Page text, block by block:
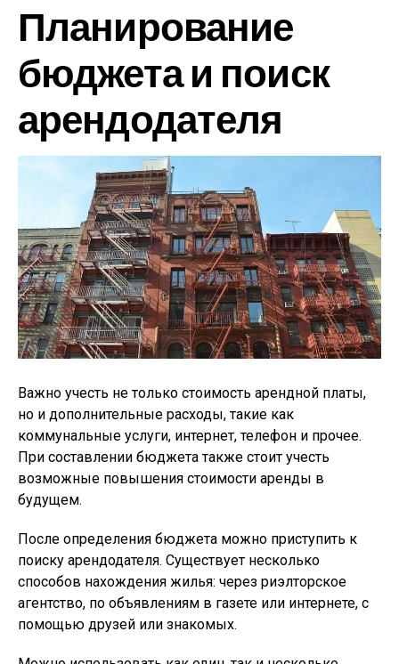
Планирование
бюджета и поиск
арендодателя
Важно учесть не только стоимость арендной платы,
но и дополнительные расходы, такие как
коммунальные услуги, интернет, телефон и прочее.
При составлении бюджета также стоит учесть
возможные повышения стоимости аренды в
будущем.
После определения бюджета можно приступить к
поиску арендодателя. Существует несколько
способов нахождения жилья: через риэлторское
агентство, по объявлениям в газете или интернете, с
помощью друзей или знакомых.